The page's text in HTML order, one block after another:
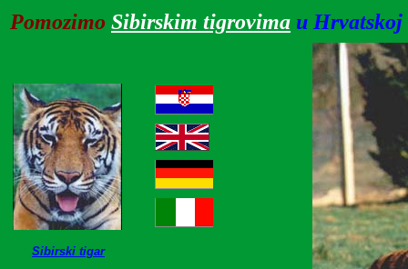
Pomozimo Sibirskim tigrovima u Hrvatskoj
Sibirski tigar